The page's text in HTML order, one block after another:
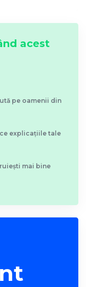
acest
pe oamenii din
explicațiile tale
mai bine